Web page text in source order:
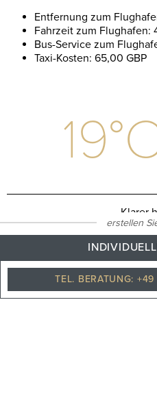
erstellen
TEL. BERATUNG:
Entfernung zum
Fahrzeit zum Flughafen:
Bus-Service zum
Taxi-Kosten: 65,00 GBP
19
Klarer